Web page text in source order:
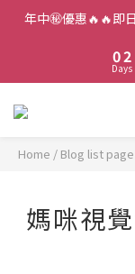
年中㊙️優惠🔥🔥即
2
0
4
2
1
Days
Home / Blog list page
媽咪視